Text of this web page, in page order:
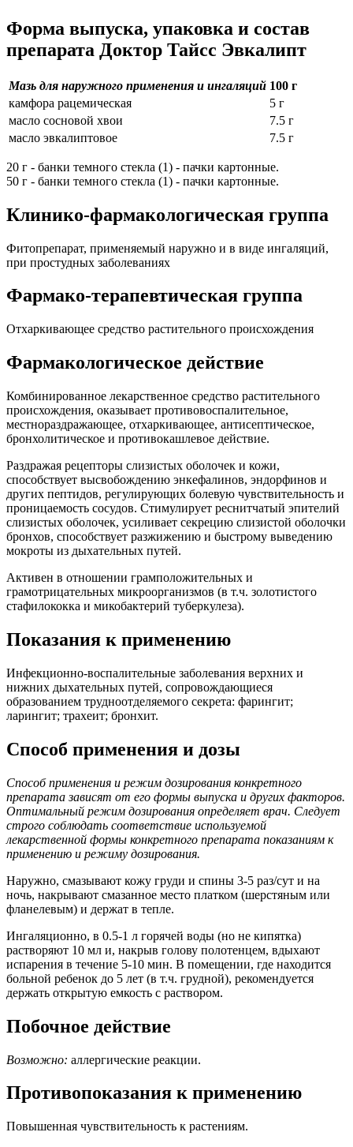
Форма выпуска, упаковка и состав
препарата Доктор Тайсс Эвкалипт
Мазь для наружного применения и ингаляций 100 г
камфора рацемическая
5 г
масло сосновой хвои
7.5 г
масло эвкалиптовое
7.5 г
20 г - банки темного стекла (1) - пачки картонные.
50 г - банки темного стекла (1) - пачки картонные.
Клинико-фармакологическая группа
Фитопрепарат, применяемый наружно и в виде ингаляций,
при простудных заболеваниях
Фармако-терапевтическая группа
Отхаркивающее средство растительного происхождения
Фармакологическое действие
Комбинированное лекарственное средство растительного
происхождения, оказывает противовоспалительное,
местнораздражающее, отхаркивающее, антисептическое,
бронхолитическое и противокашлевое действие.
Раздражая рецепторы слизистых оболочек и кожи,
способствует высвобождению энкефалинов, эндорфинов и
других пептидов, регулирующих болевую чувствительность и
проницаемость сосудов. Стимулирует реснитчатый эпителий
слизистых оболочек, усиливает секрецию слизистой оболочки
бронхов, способствует разжижению и быстрому выведению
мокроты из дыхательных путей.
Активен в отношении грамположительных и
грамотрицательных микроорганизмов (в т.ч. золотистого
стафилококка и микобактерий туберкулеза).
Показания к применению
Инфекционно-воспалительные заболевания верхних и
нижних дыхательных путей, сопровождающиеся
образованием трудноотделяемого секрета: фарингит;
ларингит; трахеит; бронхит.
Способ применения и дозы
Способ применения и режим дозирования конкретного
препарата зависят от его формы выпуска и других факторов.
Оптимальный режим дозирования определяет врач. Следует
строго соблюдать соответствие используемой
лекарственной формы конкретного препарата показаниям к
применению и режиму дозирования.
Наружно, смазывают кожу груди и спины 3-5 раз/сут и на
ночь, накрывают смазанное место платком (шерстяным или
фланелевым) и держат в тепле.
Ингаляционно, в 0.5-1 л горячей воды (но не кипятка)
растворяют 10 мл и, накрыв голову полотенцем, вдыхают
испарения в течение 5-10 мин. В помещении, где находится
больной ребенок до 5 лет (в т.ч. грудной), рекомендуется
держать открытую емкость с раствором.
Побочное действие
Возможно: аллергические реакции.
Противопоказания к применению
Повышенная чувствительность к растениям.